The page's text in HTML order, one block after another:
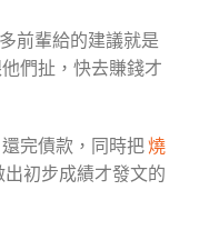
前輩給的建議就是
們扯，快去賺錢才
完債款，同時把燒
出初步成績才發文的